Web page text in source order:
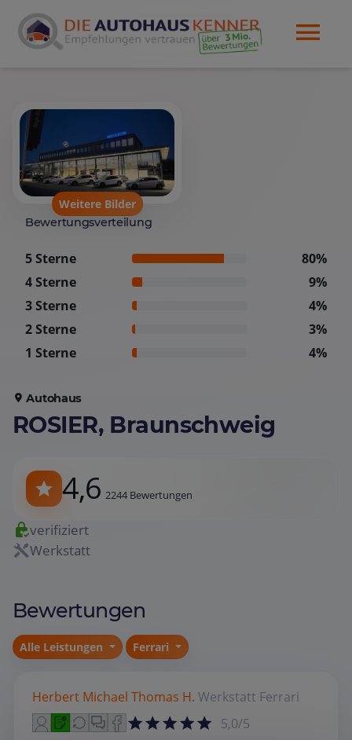
Weitere Bilder
Bewertungsverteilung
5 Sterne
80%
4 Sterne
9%
3 Sterne
4%
2 Sterne
3%
1 Sterne
4%
Autohaus
ROSIER, Braunschweig
4,6 2244 Bewertungen
verifiziert
Werkstatt
Bewertungen
Alle Leistungen Ferrari
Herbert Michael Thomas H. Werkstatt Ferrari
5,0/5